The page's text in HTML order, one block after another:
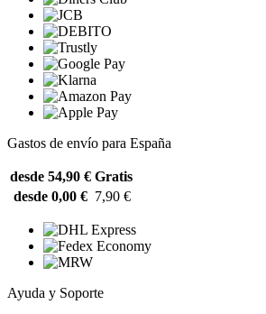
Gastos de envío para España
desde 54,90 € Gratis
desde 0,00 € 7,90 €
Ayuda y Soporte